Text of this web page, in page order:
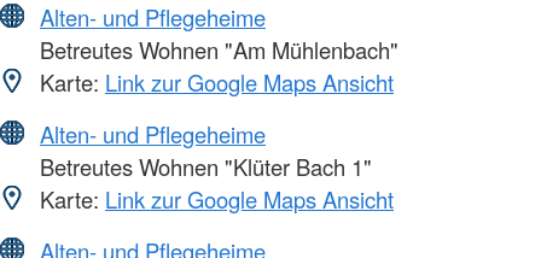
Alten- und Pflegeheime
Betreutes Wohnen "Am Mühlenbach"
Karte: Link zur Google Maps Ansicht
Alten- und Pflegeheime
Betreutes Wohnen "Klüter Bach 1"
Karte: Link zur Google Maps Ansicht
Alten- und Pflegeheime